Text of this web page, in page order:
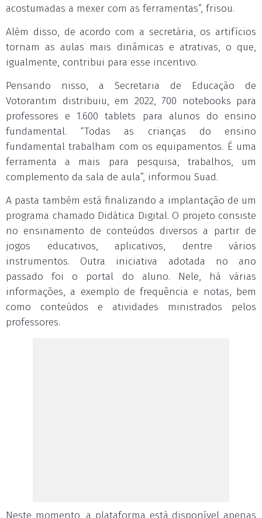
acostumadas a mexer com as ferramentas”, frisou.
Além disso, de acordo com a secretária, os artifícios
tornam as aulas mais dinâmicas e atrativas, o que,
igualmente, contribui para esse incentivo.
Pensando nisso, a Secretaria de Educação de
Votorantim distribuiu, em 2022, 700 notebooks para
professores e 1.600 tablets para alunos do ensino
fundamental. “Todas as crianças do ensino
fundamental trabalham com os equipamentos. É uma
ferramenta a mais para pesquisa, trabalhos, um
complemento da sala de aula”, informou Suad.
A pasta também está finalizando a implantação de um
programa chamado Didática Digital. O projeto consiste
no ensinamento de conteúdos diversos a partir de
jogos educativos, aplicativos, dentre vários
instrumentos. Outra iniciativa adotada no ano
passado foi o portal do aluno. Nele, há várias
informações, a exemplo de frequência e notas, bem
como conteúdos e atividades ministrados pelos
professores.
Neste momento, a plataforma está disponível apenas